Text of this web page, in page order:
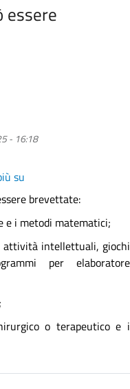
essere
- 16:18
su
qualcosa
non
può
essere
brevettate:
e i metodi matematici;
attività intellettuali, giochi
per elaboratore
o terapeutico e i